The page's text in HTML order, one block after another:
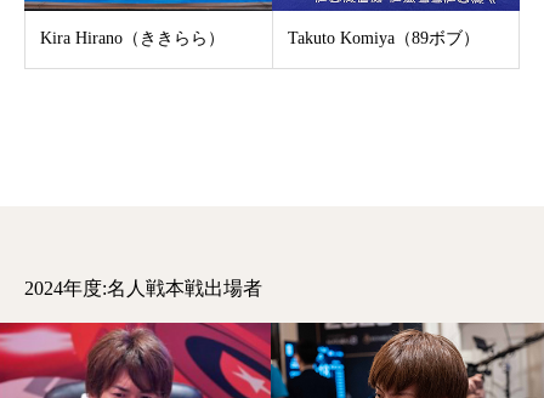
Kira Hirano（ききらら） Takuto Komiya（89ボブ）
2024年度:名人戦本戦出場者